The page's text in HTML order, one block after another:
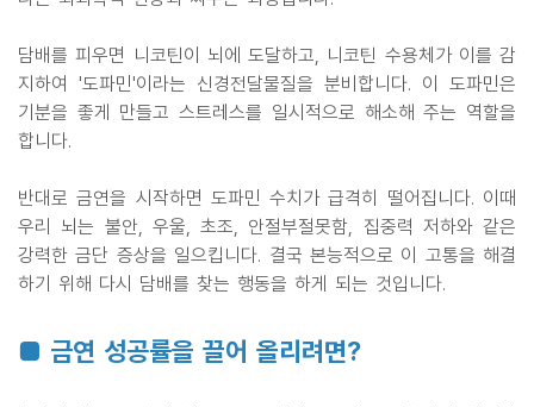
담배를 피우면 니코틴이 뇌에 도달하고, 니코틴 수용체가 이를 감
지하여 '도파민'이라는 신경전달물질을 분비합니다. 이 도파민은
기분을 좋게 만들고 스트레스를 일시적으로 해소해 주는 역할을
합니다.
반대로 금연을 시작하면 도파민 수치가 급격히 떨어집니다. 이때
우리 뇌는 불안, 우울, 초조, 안절부절못함, 집중력 저하와 같은
강력한 금단 증상을 일으킵니다. 결국 본능적으로 이 고통을 해결
하기 위해 다시 담배를 찾는 행동을 하게 되는 것입니다.
■ 금연 성공률을 끌어 올리려면?